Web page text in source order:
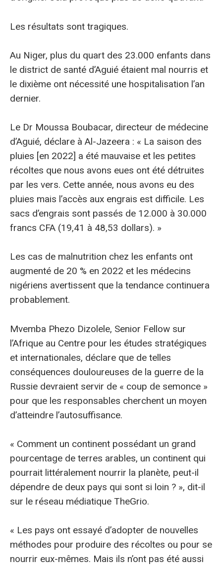
Les résultats sont tragiques.
Au Niger, plus du quart des 23.000 enfants dans
le district de santé d’Aguié étaient mal nourris et
le dixième ont nécessité une hospitalisation l’an
dernier.
Le Dr Moussa Boubacar, directeur de médecine
d’Aguié, déclare à Al-Jazeera : « La saison des
pluies [en 2022] a été mauvaise et les petites
récoltes que nous avons eues ont été détruites
par les vers. Cette année, nous avons eu des
pluies mais l’accès aux engrais est difficile. Les
sacs d’engrais sont passés de 12.000 à 30.000
francs CFA (19,41 à 48,53 dollars). »
Les cas de malnutrition chez les enfants ont
augmenté de 20 % en 2022 et les médecins
nigériens avertissent que la tendance continuera
probablement.
Mvemba Phezo Dizolele, Senior Fellow sur
l’Afrique au Centre pour les études stratégiques
et internationales, déclare que de telles
conséquences douloureuses de la guerre de la
Russie devraient servir de « coup de semonce »
pour que les responsables cherchent un moyen
d’atteindre l’autosuffisance.
« Comment un continent possédant un grand
pourcentage de terres arables, un continent qui
pourrait littéralement nourrir la planète, peut-il
dépendre de deux pays qui sont si loin ? », dit-il
sur le réseau médiatique TheGrio.
« Les pays ont essayé d’adopter de nouvelles
méthodes pour produire des récoltes ou pour se
nourrir eux-mêmes. Mais ils n’ont pas été aussi